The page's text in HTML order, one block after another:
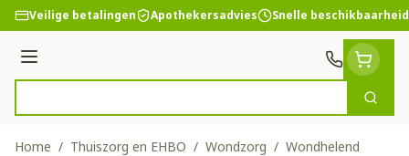
Ga naar de inhoud
Veilige betalingen Apothekersadvies Snelle beschikbaarheid
Menu
Zoek
Home / Thuiszorg en EHBO / Wondzorg / Wondhelend